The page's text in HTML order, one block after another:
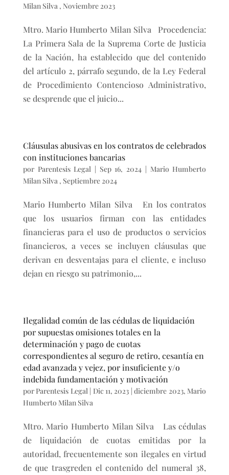
Milan Silva , Noviembre 2023
Mtro. Mario Humberto Milan Silva Procedencia:
La Primera Sala de la Suprema Corte de Justicia
de la Nación, ha establecido que del contenido
del artículo 2, párrafo segundo, de la Ley Federal
de Procedimiento Contencioso Administrativo,
se desprende que el juicio...
Cláusulas abusivas en los contratos de celebrados
con instituciones bancarias
por Parentesis Legal | Sep 16, 2024 | Mario Humberto
Milan Silva , Septiembre 2024
Mario Humberto Milan Silva En los contratos
que los usuarios firman con las entidades
financieras para el uso de productos o servicios
financieros, a veces se incluyen cláusulas que
derivan en desventajas para el cliente, e incluso
dejan en riesgo su patrimonio,...
Ilegalidad común de las cédulas de liquidación
por supuestas omisiones totales en la
determinación y pago de cuotas
correspondientes al seguro de retiro, cesantía en
edad avanzada y vejez, por insuficiente y/o
indebida fundamentación y motivación
por Parentesis Legal | Dic 11, 2023 |diciembre 2023, Mario
Humberto Milan Silva
Mtro. Mario Humberto Milan Silva Las cédulas
de liquidación de cuotas emitidas por la
autoridad, frecuentemente son ilegales en virtud
de que trasgreden el contenido del numeral 38,